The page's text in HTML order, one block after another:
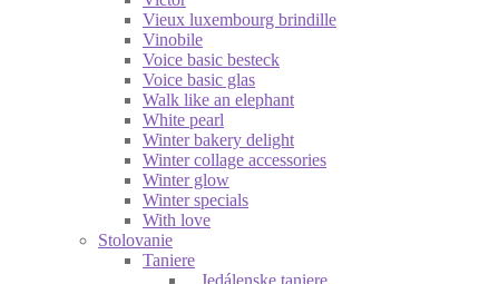
Vieux luxembourg brindille
Vinobile
Voice basic besteck
Voice basic glas
Walk like an elephant
White pearl
Winter bakery delight
Winter collage accessories
Winter glow
Winter specials
With love
Stolovanie
Taniere
Jedálenske taniere